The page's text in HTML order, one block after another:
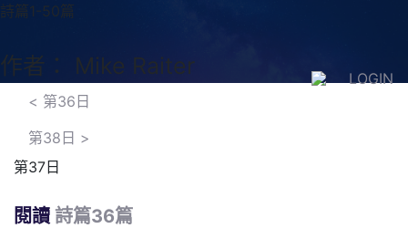
LOGIN
詩篇1-50篇
作者： Mike Raiter
< 第36日
第38日 >
第37日
閱讀 詩篇36篇